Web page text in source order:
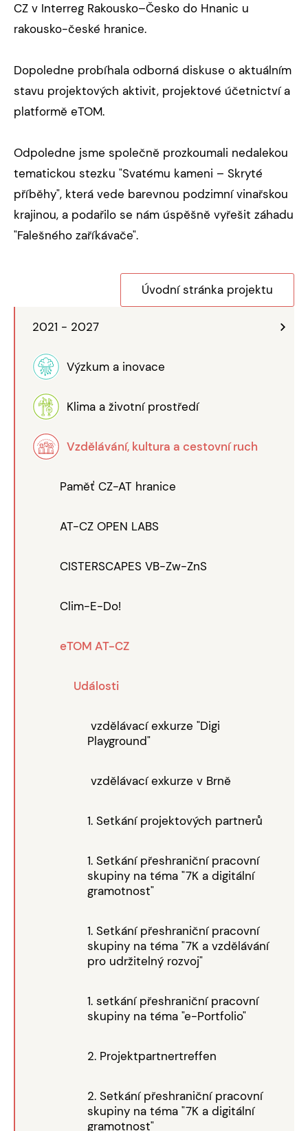
2021 - 2027
Výzkum a inovace
Klima a životní prostředí
Vzdělávání, kultura a cestovní ruch
Paměť CZ-AT hranice
AT-CZ OPEN LABS
CISTERSCAPES VB-Zw-ZnS
Clim-E-Do!
eTOM AT-CZ
Události
vzdělávací exkurze "Digi
Playground"
vzdělávací exkurze v Brně
1. Setkání projektových partnerů
1. Setkání přeshraniční pracovní
skupiny na téma "7K a digitální
gramotnost"
1. Setkání přeshraniční pracovní
skupiny na téma "7K a vzdělávání
pro udržitelný rozvoj"
1. setkání přeshraniční pracovní
skupiny na téma "e-Portfolio"
2. Projektpartnertreffen
2. Setkání přeshraniční pracovní
skupiny na téma "7K a digitální
gramotnost"
CZ v Interreg Rakousko–Česko do Hnanic u
rakousko-české hranice.
Dopoledne probíhala odborná diskuse o aktuálním
stavu projektových aktivit, projektové účetnictví a
platformě eTOM.
Odpoledne jsme společně prozkoumali nedalekou
tematickou stezku "Svatému kameni – Skryté
příběhy", která vede barevnou podzimní vinařskou
krajinou, a podařilo se nám úspěšně vyřešit záhadu
"Falešného zaříkávače".
Úvodní stránka projektu